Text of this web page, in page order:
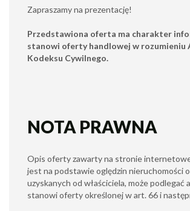
Zapraszamy na prezentację!
Przedstawiona oferta ma charakter
stanowi oferty handlowej w rozumieniu
Kodeksu Cywilnego.
NOTA PRAWNA
Opis oferty zawarty na stronie
jest na podstawie oględzin nieruchomości
uzyskanych od właściciela, może podlegać
stanowi oferty określonej w art. 66 i